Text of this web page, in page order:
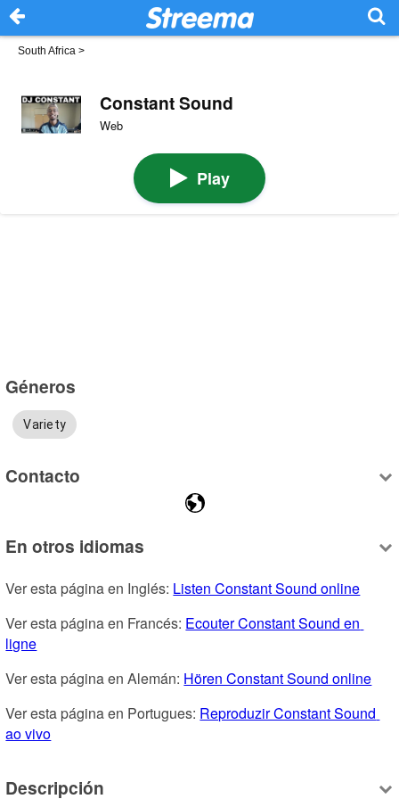
South Africa >
Constant Sound
Web
Play
Géneros
Variety
Contacto
En otros idiomas
Ver esta página en Inglés: Listen Constant Sound online
Ver esta página en Francés: Ecouter Constant Sound en
ligne
Ver esta página en Alemán: Hören Constant Sound online
Ver esta página en Portugues: Reproduzir Constant Sound
ao vivo
Descripción